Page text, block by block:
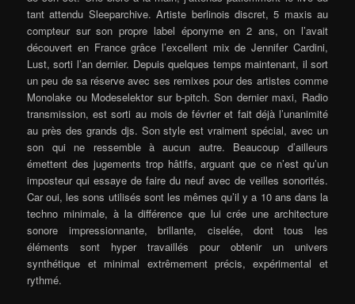
tant attendu Sleeparchive. Artiste berlinois discret, 5 maxis au
compteur sur son propre label éponyme en 2 ans, on l’avait
découvert en France grâce l’excellent mix de Jennifer Cardini,
Lust, sorti l’an dernier. Depuis quelques temps maintenant, il sort
un peu de sa réserve avec ses remixes pour des artistes comme
Monolake ou Modeselektor sur b-pitch. Son dernier maxi, Radio
transmission, est sorti au mois de février et fait déjà l’unanimité
au près des grands djs. Son style est vraiment spécial, avec un
son qui ne ressemble à aucun autre. Beaucoup d’ailleurs
émettent des jugements trop hâtifs, arguant que ce n’est qu’un
imposteur qui essaye de faire du neuf avec de veilles sonorités.
Car oui, les sons utilisés sont les mêmes qu’il y a 10 ans dans la
techno minimale, à la différence que lui crée une architecture
sonore impressionnante, brillante, ciselée, dont tous les
éléments sont hyper travaillés pour obtenir un univers
synthétique et minimal extrêmement précis, expérimental et
rythmé.